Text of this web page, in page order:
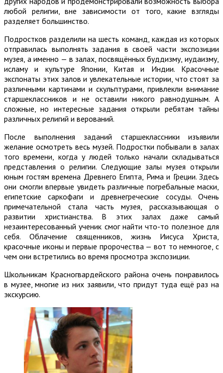
любой религии, вне зависимости от того, какие взгляды
разделяет большинство.
Подростков разделили на шесть команд, каждая из которых
отправилась выполнять задания в своей части экспозиции
музея, а именно — в залах, посвящённых буддизму, иудаизму,
исламу и культуре Японии, Китая и Индии. Красочные
экспонаты этих залов и увлекательные истории, что стоят за
различными картинами и скульптурами, привлекли внимание
старшеклассников и не оставили никого равнодушным. А
сложные, но интересные задания открыли ребятам тайны
различных религий и верований.
После выполнения заданий старшеклассники изъявили
желание осмотреть весь музей. Подростки побывали в залах
того времени, когда у людей только начали складываться
представления о религии. Следующие залы музея открыли
юным гостям времена Древнего Египта, Рима и Греции. Здесь
они смогли впервые увидеть различные погребальные маски,
египетские саркофаги и древнегреческие сосуды. Очень
примечательной стала часть музея, рассказывающая о
развитии христианства. В этих залах даже самый
незаинтересованный ученик смог найти что-то полезное для
себя. Облачение священников, жизнь Иисуса Христа,
красочные иконы и первые пророчества — вот то немногое, с
чем они встретились во время просмотра экспозиции.
Школьникам Красногвардейского района очень понравилось
в музее, многие из них заявили, что придут туда ещё раз на
экскурсию.